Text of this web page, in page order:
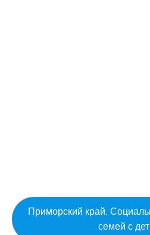
Приморский край.
семей с